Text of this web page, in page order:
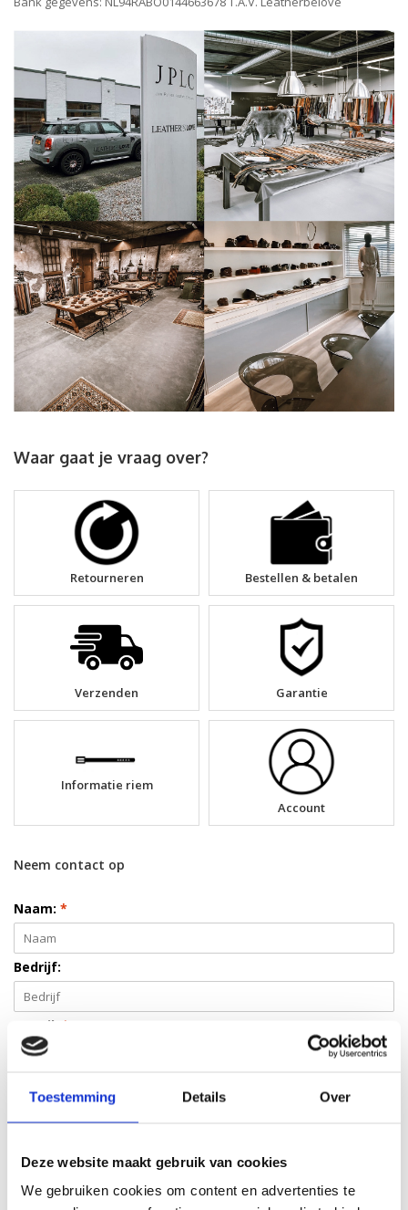
Toestemming Details Over
Deze website maakt gebruik van cookies
We gebruiken cookies om content en advertenties te
Waar gaat je vraag over?
Retourneren Bestellen & betalen
Verzenden Garantie
Informatie riem
Account
Neem contact op
Naam: *
Bedrijf:
E-mail: *
Bericht:*